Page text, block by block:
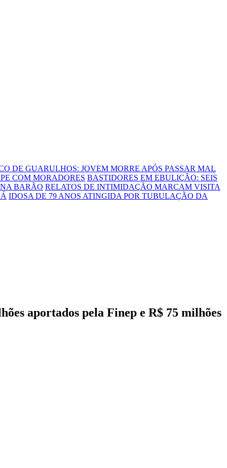
DE GUARULHOS: JOVEM MORRE APÓS PASSAR MAL
COM MORADORES BASTIDORES EM EBULIÇÃO: SEIS
BARÃO RELATOS DE INTIMIDAÇÃO MARCAM VISITA
IDOSA DE 79 ANOS ATINGIDA POR TUBULAÇÃO DA
aportados pela Finep e R$ 75 milhões